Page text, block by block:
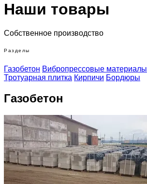
Наши товары
Собственное производство
Разделы
Газобетон Вибропрессовые материалы
Тротуарная плитка Кирпичи Бордюры
Газобетон